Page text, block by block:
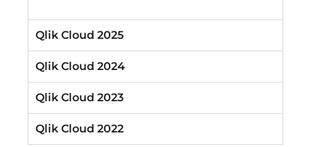
Qlik Cloud 2025
Qlik Cloud 2024
Qlik Cloud 2023
Qlik Cloud 2022